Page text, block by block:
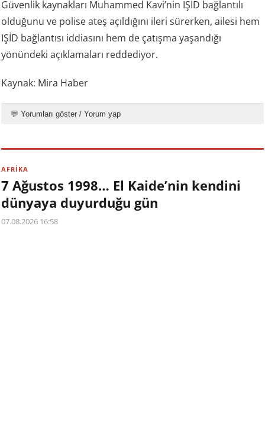
Güvenlik kaynakları Muhammed Kavi’nin IŞİD bağlantılı
olduğunu ve polise ateş açıldığını ileri sürerken, ailesi hem
IŞİD bağlantısı iddiasını hem de çatışma yaşandığı
yönündeki açıklamaları reddediyor.
Kaynak: Mira Haber
💬 Yorumları göster / Yorum yap
AFRİKA
7 Ağustos 1998… El Kaide’nin kendini
dünyaya duyurduğu gün
07.08.2026 16:58